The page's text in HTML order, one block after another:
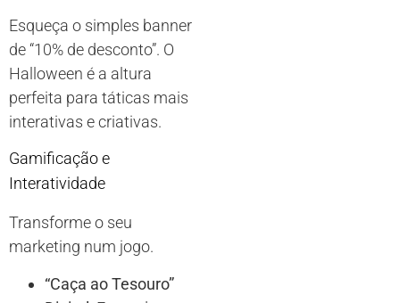
Esqueça o simples banner
de “10% de desconto”. O
Halloween é a altura
perfeita para táticas mais
interativas e criativas.
Gamificação e
Interatividade
Transforme o seu
marketing num jogo.
“Caça ao Tesouro”